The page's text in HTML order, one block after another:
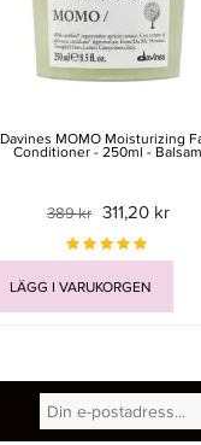
Davines MOMO Moisturizing
Conditioner - 250ml - Balsam
389 kr 311,20 kr
LÄGG I VARUKORGEN